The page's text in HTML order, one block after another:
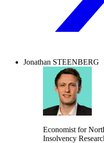
Jonathan STEENBERG
Economist for
Insolvency